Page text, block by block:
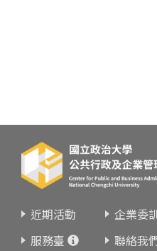
近期活動 企業委
服務臺
聯絡我